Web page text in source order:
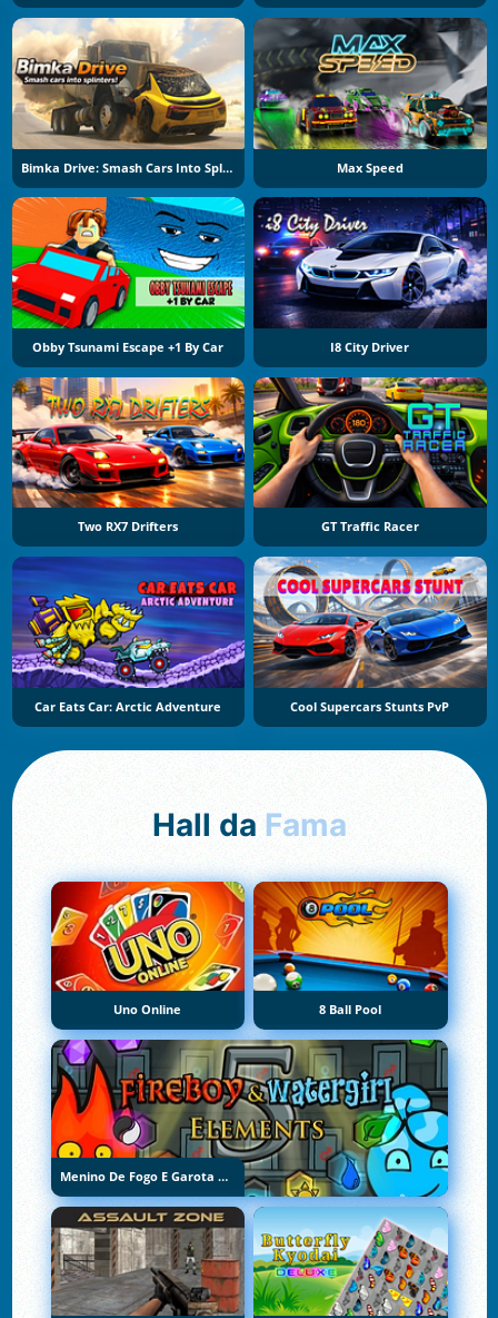
Bimka Drive: Smash Cars Into Splinters Max Speed
Obby Tsunami Escape +1 By Car I8 City Driver
Two RX7 Drifters GT Traffic Racer
Car Eats Car: Arctic Adventure Cool Supercars Stunts PvP
Hall da Fama
Uno Online 8 Ball Pool
Menino De Fogo E Garota De Água 5: Elementos